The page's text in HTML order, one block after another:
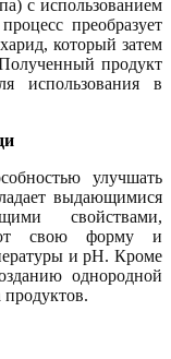
с использованием
преобразует
который затем
продукт
использования в
улучшать
выдающимися
свойствами,
свою форму и
и pH. Кроме
однородной
продуктов.